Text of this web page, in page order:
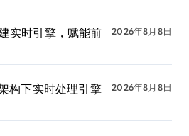
实时引擎，赋能前
2026年8月8日
构下实时处理引擎
2026年8月8日